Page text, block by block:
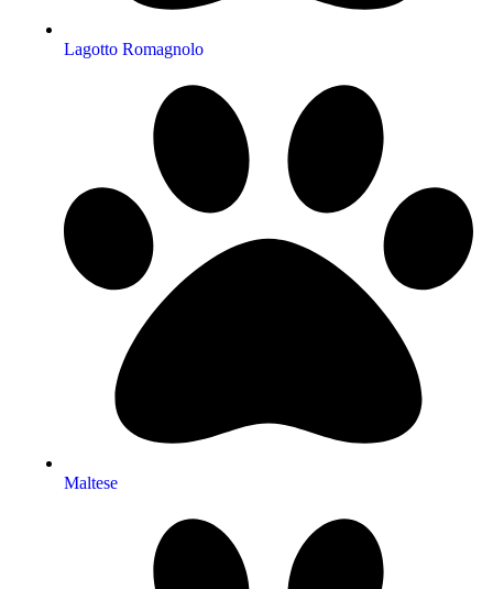
Lagotto Romagnolo
Maltese